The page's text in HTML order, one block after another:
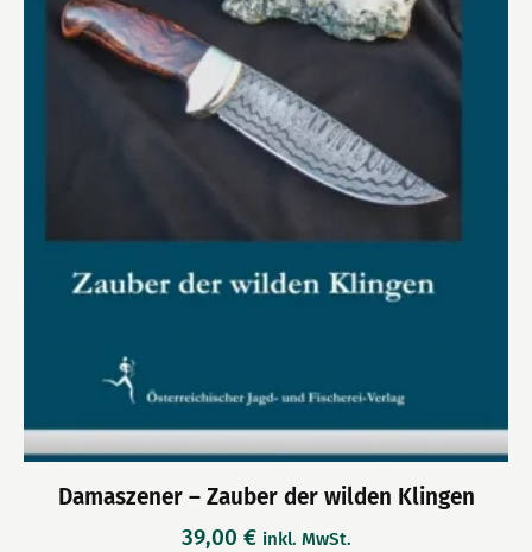
Damaszener – Zauber der wilden Klingen
39,00 € inkl. MwSt.